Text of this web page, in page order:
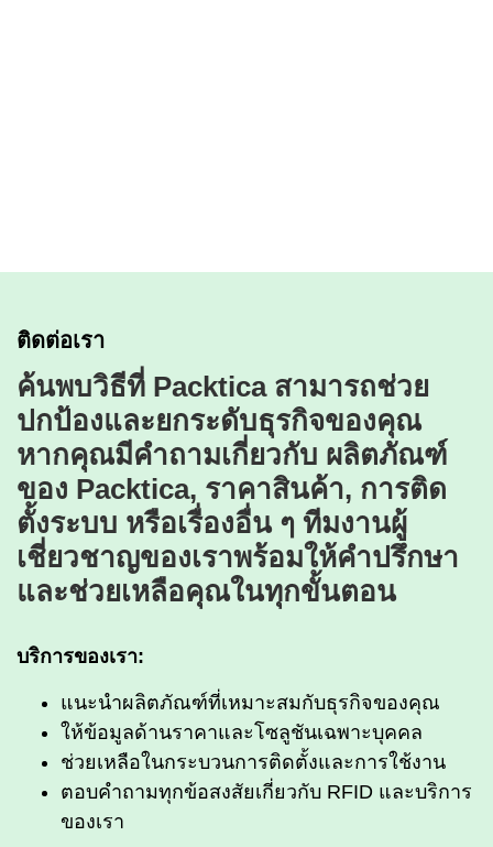
ติดต่อเรา
ค้นพบวิธีที่ Packtica สามารถช่วย
ปกป้องและยกระดับธุรกิจของคุณ
หากคุณมีคำถามเกี่ยวกับ ผลิตภัณฑ์
ของ Packtica, ราคาสินค้า, การติด
ตั้งระบบ หรือเรื่องอื่น ๆ ทีมงานผู้
เชี่ยวชาญของเราพร้อมให้คำปรึกษา
และช่วยเหลือคุณในทุกขั้นตอน
บริการของเรา:
แนะนำผลิตภัณฑ์ที่เหมาะสมกับธุรกิจของคุณ
ให้ข้อมูลด้านราคาและโซลูชันเฉพาะบุคคล
ช่วยเหลือในกระบวนการติดตั้งและการใช้งาน
ตอบคำถามทุกข้อสงสัยเกี่ยวกับ RFID และบริการ
ของเรา